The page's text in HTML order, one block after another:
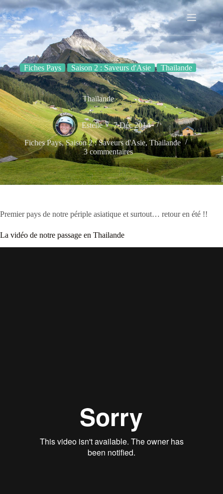
Passer
au
contenu
Fiches Pays Saison 2 : Saveurs d'Asie Thailande
Thaïlande
Estelle 7 Déc 2014
Fiches Pays,Saison 2 : Saveurs d'Asie,Thailande
3 commentaires
Premier pays de notre périple asiatique et surtout… retour en été !!
La vidéo de notre passage en Thailande